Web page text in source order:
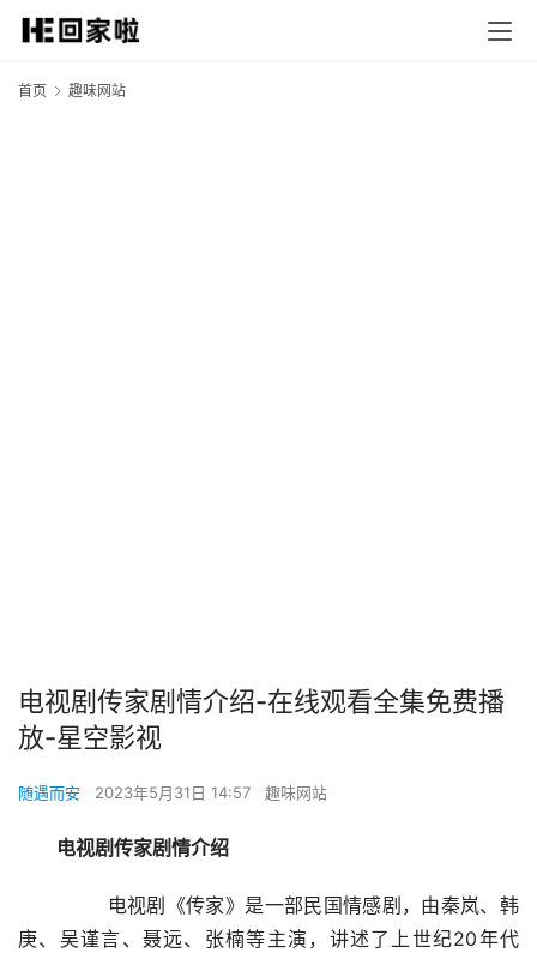
首页 趣味网站
电视剧传家剧情介绍-在线观看全集免费播
放-星空影视
随遇而安 2023年5月31日 14:57 趣味网站
电视剧传家剧情介绍
庚、吴谨言、聂远、张楠等主演，讲述了上世纪20年代